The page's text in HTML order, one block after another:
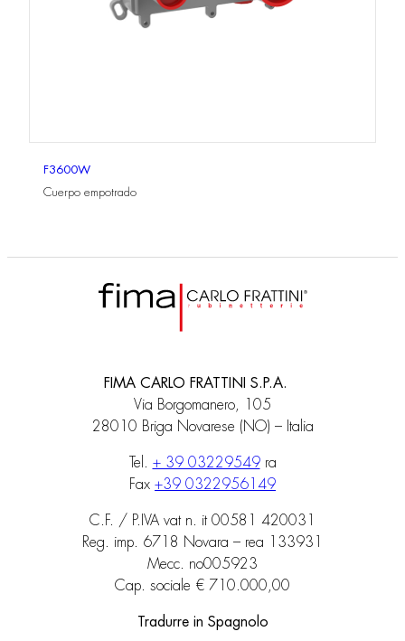
F3600W
Cuerpo empotrado
FIMA CARLO FRATTINI S.P.A.
Via Borgomanero, 105
28010 Briga Novarese (NO) – Italia
Tel. + 39 03229549ra
Fax +39 0322956149
C.F. / P.IVA vat n. it 00581 420031
Reg. imp. 6718 Novara – rea 133931
Mecc. no005923
Cap. sociale € 710.000,00
Tradurre in Spagnolo